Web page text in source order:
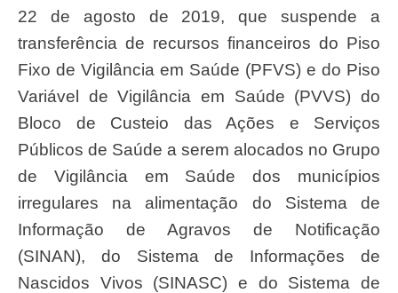
22 de agosto de 2019, que suspende a
transferência de recursos financeiros do Piso
Fixo de Vigilância em Saúde (PFVS) e do Piso
Variável de Vigilância em Saúde (PVVS) do
Bloco de Custeio das Ações e Serviços
Públicos de Saúde a serem alocados no Grupo
de Vigilância em Saúde dos municípios
irregulares na alimentação do Sistema de
Informação de Agravos de Notificação
(SINAN), do Sistema de Informações de
Nascidos Vivos (SINASC) e do Sistema de